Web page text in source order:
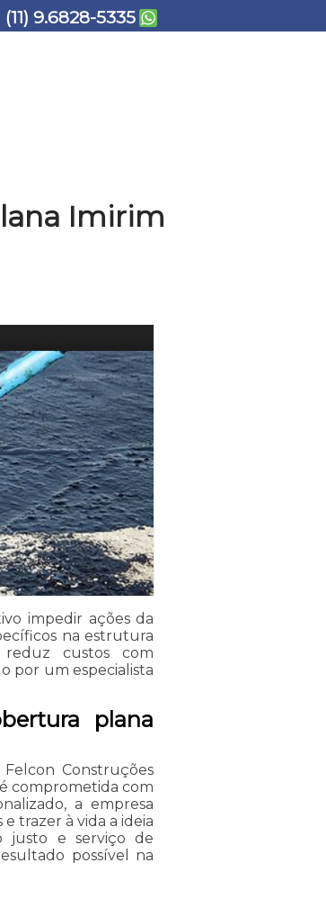
(11) 9.6828-5335
Imirim
impedir ações da
na estrutura
custos com
por um especialista
plana
Construções
comprometida com
a empresa
trazer à vida a ideia
justo e serviço de
possível na